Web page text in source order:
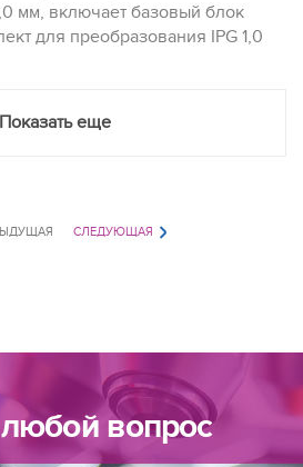
мм, включает базовый блок
для преобразования IPG 1,0
Показать еще
СЛЕДУЮЩАЯ
вопрос